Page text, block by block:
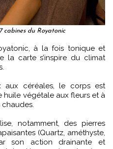
cabines du Royatonic
la carte s’inspire du climat
aux céréales, le corps est
huile végétale aux fleurs et à
chaudes.
notamment, des pierres
(Quartz, améthyste,
son action drainante et